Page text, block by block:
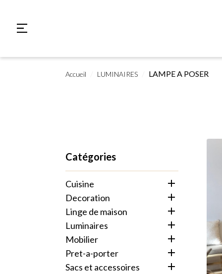
Accueil LUMINAIRES LAMPE A POSER
Catégories
cuisine 
decoration 
linge de maison 
luminaires 
mobilier 
pret-a-porter 
sacs et accessoires 